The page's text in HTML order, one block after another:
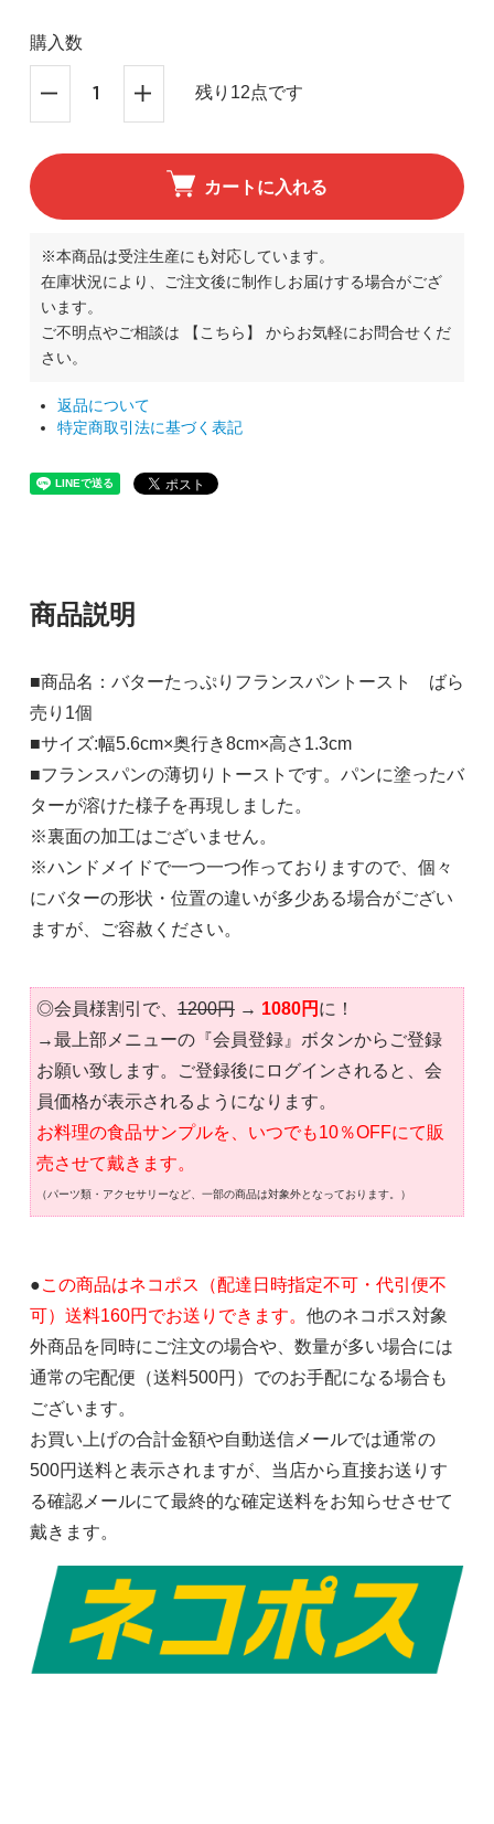
購入数
残り12点です
カートに入れる
※本商品は受注生産にも対応しています。
在庫状況により、ご注文後に制作しお届けする場合がござ
います。
ご不明点やご相談は
【こちら】
からお気軽にお問合せくだ
さい。
返品について
特定商取引法に基づく表記
商品説明
■商品名：バターたっぷりフランスパントースト ばら
売り1個
■サイズ:幅5.6cm×奥行き8cm×高さ1.3cm
■フランスパンの薄切りトーストです。パンに塗ったバ
ターが溶けた様子を再現しました。
※裏面の加工はございません。
※ハンドメイドで一つ一つ作っておりますので、個々
にバターの形状・位置の違いが多少ある場合がござい
ますが、ご容赦ください。
◎会員様割引で、1200円→ 1080円 に！
→最上部メニューの『会員登録』ボタンからご登録
お願い致します。ご登録後にログインされると、会
員価格が表示されるようになります。
お料理の食品サンプルを、いつでも10％OFFにて販
売させて戴きます。
（パーツ類・アクセサリーなど、一部の商品は対象外となっております。）
●この商品はネコポス（配達日時指定不可・代引便不
可）送料160円でお送りできます。 他のネコポス対象
外商品を同時にご注文の場合や、数量が多い場合には
通常の宅配便（送料500円）でのお手配になる場合も
ございます。
お買い上げの合計金額や自動送信メールでは通常の
500円送料と表示されますが、当店から直接お送りす
る確認メールにて最終的な確定送料をお知らせさせて
戴きます。